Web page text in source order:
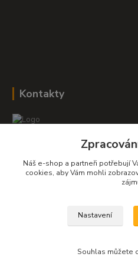
Kontakty
+420 604 278 943
obchod-
Náš e-shop a partneři potřebují
cookies, aby Vám mohli
Nastavení
Souhlas můžete